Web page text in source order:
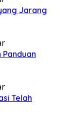
Jarang
Panduan
Telah